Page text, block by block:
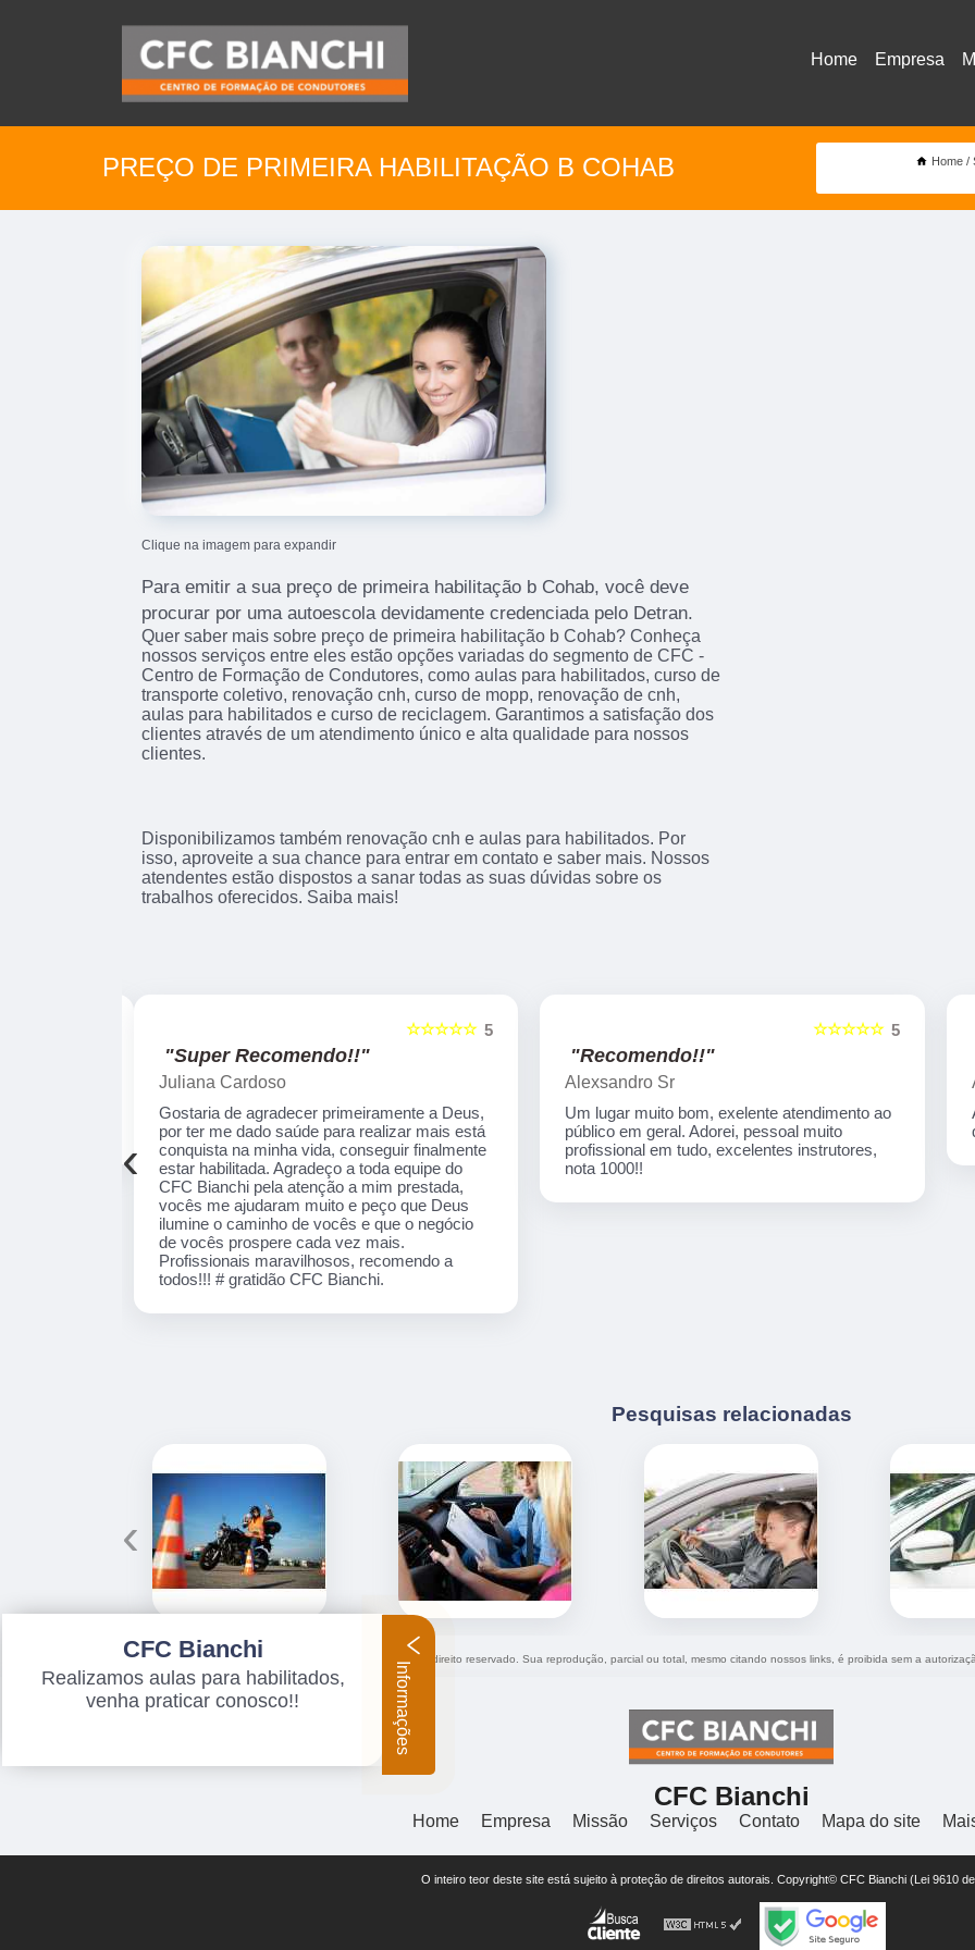
Home Empresa
PREÇO DE PRIMEIRA HABILITAÇÃO B COHAB Home
Clique na imagem para expandir
Para emitir a sua preço de primeira habilitação b Cohab, você deve
procurar por uma autoescola devidamente credenciada pelo Detran.
Quer saber mais sobre preço de primeira habilitação b Cohab? Conheça
nossos serviços entre eles estão opções variadas do segmento de CFC -
Centro de Formação de Condutores, como aulas para habilitados, curso de
transporte coletivo, renovação cnh, curso de mopp, renovação de cnh,
aulas para habilitados e curso de reciclagem. Garantimos a satisfação dos
clientes através de um atendimento único e alta qualidade para nossos
clientes.
Disponibilizamos também renovação cnh e aulas para habilitados. Por
isso, aproveite a sua chance para entrar em contato e saber mais. Nossos
atendentes estão dispostos a sanar todas as suas dúvidas sobre os
trabalhos oferecidos. Saiba mais!
5
☆☆☆☆☆
"Recomendo!!"
Alexsandro Sr
Um lugar muito bom, exelente atendimento ao
público em geral. Adorei, pessoal muito
profissional em tudo, excelentes instrutores,
nota 1000!!
5
☆☆☆☆☆
"Recomendo!!"
Artecom informatica
Atendimento especial, professores
qualificados, serviços de qualidade.
‹
Pesquisas relacionadas
‹
O conteúdo do texto "Preço de Primeira Habilitação B Cohab
" é de direito reservado. Sua reprodução, parcial ou total, mesmo citando nossos links, é proibida sem a
Lei 9610/98 - Lei de direitos autorais
CFC Bianchi
Home Empresa Missão Serviços Contato Mapa do site
O inteiro teor deste site está sujeito à proteção de direitos autorais. Copyright© CFC Bianchi (Lei 9610
CFC Bianchi
Realizamos aulas para habilitados,
venha praticar conosco!!
Informações